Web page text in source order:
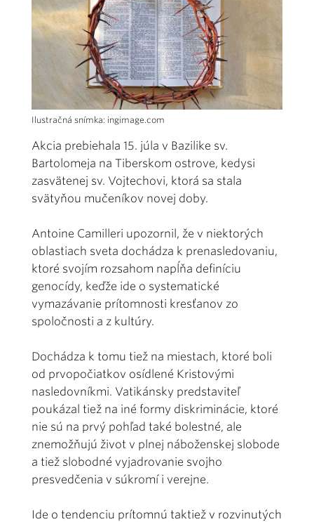
Ilustračná snímka: ingimage.com
Akcia prebiehala 15. júla v Bazilike sv.
Bartolomeja na Tiberskom ostrove, kedysi
zasvätenej sv. Vojtechovi, ktorá sa stala
svätyňou mučeníkov novej doby.
Antoine Camilleri upozornil, že v niektorých
oblastiach sveta dochádza k prenasledovaniu,
ktoré svojím rozsahom napĺňa definíciu
genocídy, keďže ide o systematické
vymazávanie prítomnosti kresťanov zo
spoločnosti a z kultúry.
Dochádza k tomu tiež na miestach, ktoré boli
od prvopočiatkov osídlené Kristovými
nasledovníkmi. Vatikánsky predstaviteľ
poukázal tiež na iné formy diskriminácie, ktoré
nie sú na prvý pohľad také bolestné, ale
znemožňujú život v plnej náboženskej slobode
a tiež slobodné vyjadrovanie svojho
presvedčenia v súkromí i verejne.
Ide o tendenciu prítomnú taktiež v rozvinutých